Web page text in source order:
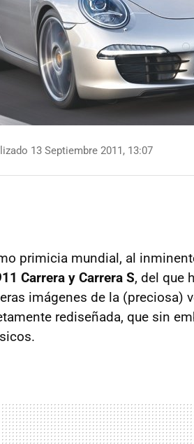
13 Septiembre 2011, 13:07
primicia mundial, al
Carrera y Carrera S, del que
imágenes de la (preciosa)
rediseñada, que sin